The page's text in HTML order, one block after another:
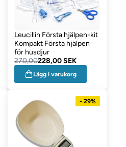
Leucillin Första hjälpen-kit
Kompakt Första hjälpen
för husdjur
270,00228,00 SEK
Lägg i varukorg
- 29%